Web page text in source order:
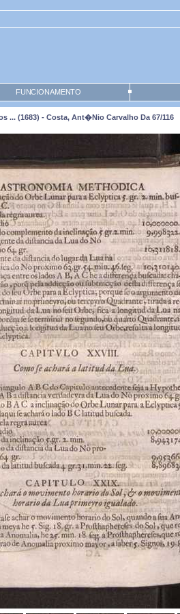
FUNCIONAMENTO
... (1683) - Costa, Ant�nio Carvalho Da 67/116